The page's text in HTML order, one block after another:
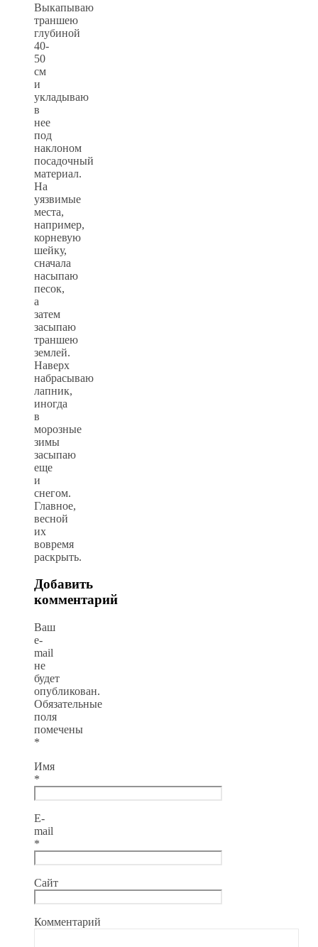
Выкапываю
траншею
глубиной
40-
50
см
и
укладываю
в
нее
под
наклоном
посадочный
материал.
На
уязвимые
места,
например,
корневую
шейку,
сначала
насыпаю
песок,
а
затем
засыпаю
траншею
землей.
Наверх
набрасываю
лапник,
иногда
в
морозные
зимы
засыпаю
еще
и
снегом.
Главное,
весной
их
вовремя
раскрыть.
Добавить
комментарий
Ваш
e-
mail
не
будет
опубликован.
Обязательные
поля
помечены
*
Имя
*
E-
mail
*
Сайт
Комментарий